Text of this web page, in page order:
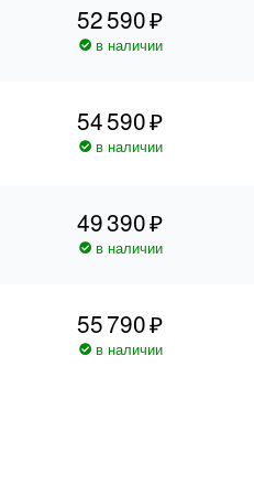
52 590
в наличии
54 590
в наличии
49 390
в наличии
55 790
в наличии